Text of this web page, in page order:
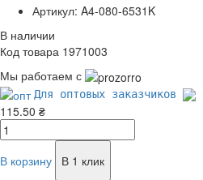
Артикул: A4-080-6531K
В наличии
Код товара 1971003
Мы работаем с
Для оптовых заказчиков
115.50 ₴
В корзину
В 1 клик